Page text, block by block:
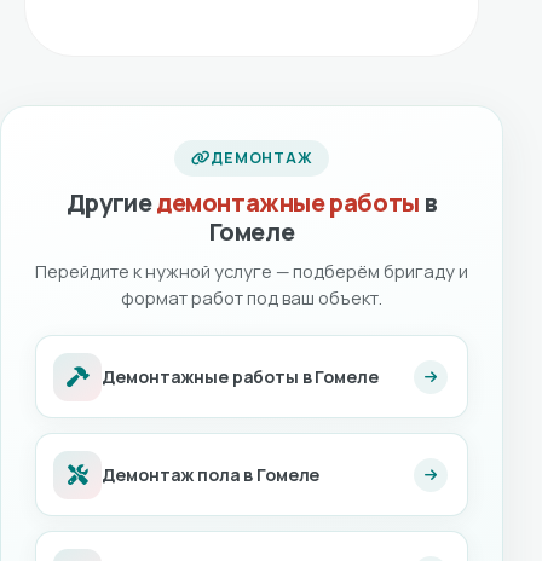
ДЕМОНТАЖ
Другиедемонтажные работы в
Гомеле
Перейдите к нужной услуге — подберём бригаду и
формат работ под ваш объект.
Демонтажные работы в Гомеле
Демонтаж пола в Гомеле